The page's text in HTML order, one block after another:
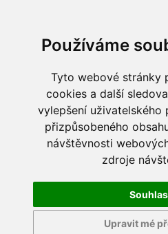
Používáme
Tyto webové stránky
cookies a další
vylepšení uživatelského
přizpůsobeného
návštěvnosti
zdroje
Upravit mé